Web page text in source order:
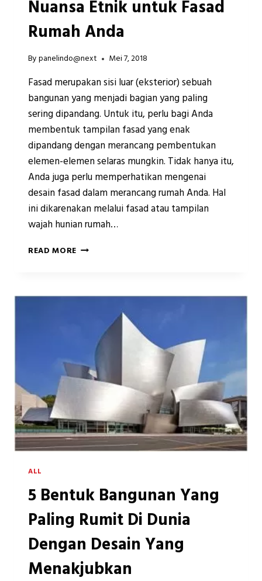
Nuansa Etnik untuk Fasad
Rumah Anda
Bypanelindo@next Mei 7, 2018
Fasad merupakan sisi luar (eksterior) sebuah
bangunan yang menjadi bagian yang paling
sering dipandang. Untuk itu, perlu bagi Anda
membentuk tampilan fasad yang enak
dipandang dengan merancang pembentukan
elemen-elemen selaras mungkin. Tidak hanya itu,
Anda juga perlu memperhatikan mengenai
desain fasad dalam merancang rumah Anda. Hal
ini dikarenakan melalui fasad atau tampilan
wajah hunian rumah…
READ MORE
ETNIK
RUMAH
ANDA
ALL
5 Bentuk Bangunan Yang
Paling Rumit Di Dunia
Dengan Desain Yang
Menakjubkan